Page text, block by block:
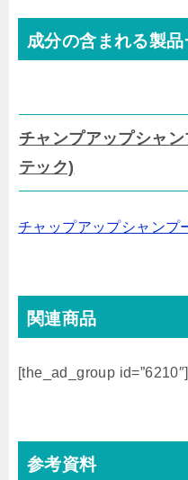
成分の含まれる製品
チャンプアップシャ
テック)
チャップアップシャンプ
関連商品
[the_ad_group id=”6210″]
参考資料